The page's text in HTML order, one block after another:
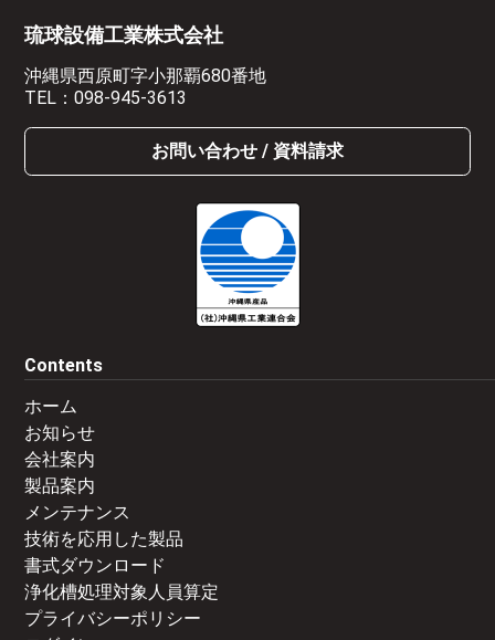
琉球設備工業株式会社
沖縄県西原町字小那覇680番地
TEL：098-945-3613
お問い合わせ / 資料請求
Contents
ホーム
お知らせ
会社案内
製品案内
メンテナンス
技術を応用した製品
書式ダウンロード
浄化槽処理対象人員算定
プライバシーポリシー